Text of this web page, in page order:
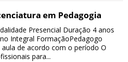
em Pedagogia
Presencial Duração 4 anos
Integral FormaçãoPedagogo
de acordo com o período O
para...